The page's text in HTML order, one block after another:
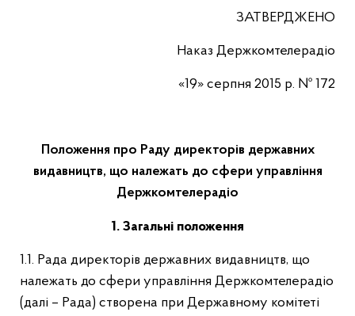
ЗАТВЕРДЖЕНО
Наказ Держкомтелерадіо
«19» серпня 2015 р. № 172
Положення про Раду директорів державних
видавництв, що належать до сфери управління
Держкомтелерадіо
1. Загальні положення
1.1. Рада директорів державних видавництв, що
належать до сфери управління Держкомтелерадіо
(далі – Рада) створена при Державному комітеті